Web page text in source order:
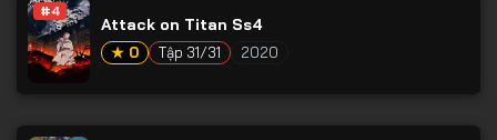
#4
Attack on Titan Ss4
★ 0 Tập 31/31 2020